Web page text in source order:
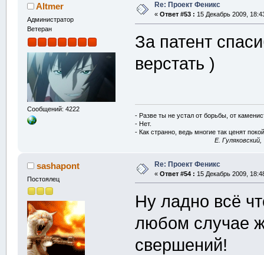
Altmer
Администратор
Ветеран
Сообщений: 4222
Re: Проект Феникс
« Ответ #53 : 15 Декабрь 2009,
За патент
верстать )
- Разве ты не устал от борьбы, от
- Нет.
- Как странно, ведь многие так ценят
E.
sashapont
Постоялец
Re: Проект Феникс
« Ответ #54 : 15 Декабрь 2009,
Ну ладно всё
любом случае
свершений!